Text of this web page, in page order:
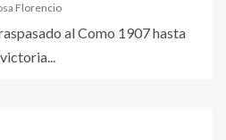
Florencio
al Como 1907 hasta